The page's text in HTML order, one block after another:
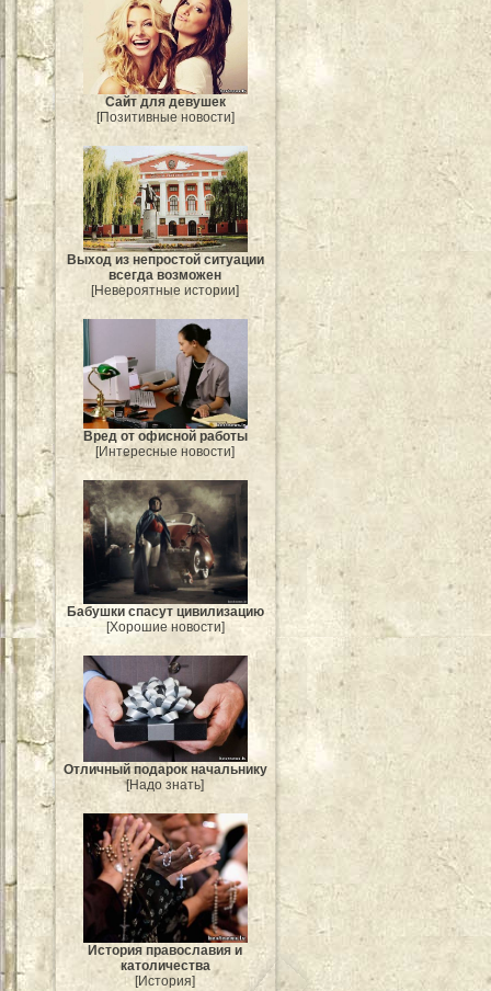
Сайт для девушек
[Позитивные новости]
Выход из непростой ситуации
всегда возможен
[Невероятные истории]
Вред от офисной работы
[Интересные новости]
Бабушки спасут цивилизацию
[Хорошие новости]
Отличный подарок начальнику
[Надо знать]
История православия и
католичества
[История]